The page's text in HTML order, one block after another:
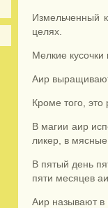
Измельченный
целях.
Мелкие
Аир
Кроме того,
В магии аир
ликер, в
В пятый день
пяти месяцев
Аир называют в